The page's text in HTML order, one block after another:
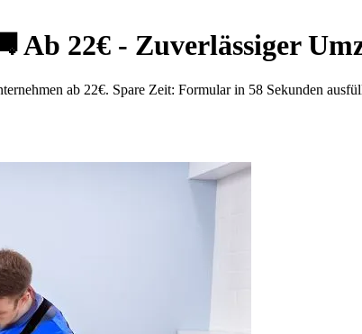
Ab 22€ - Zuverlässiger
ab 22€. Spare Zeit: Formular in 58 Sekunden